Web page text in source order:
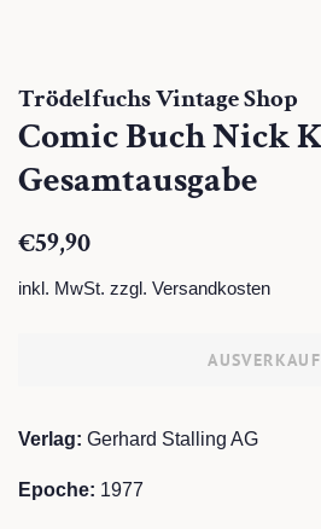
Trödelfuchs Vintage Shop
Comic Buch Nick
Gesamtausgabe
Normaler
€59,90
inkl. MwSt. zzgl. Versandkosten
Verlag: Gerhard Stalling AG
Epoche: 1977